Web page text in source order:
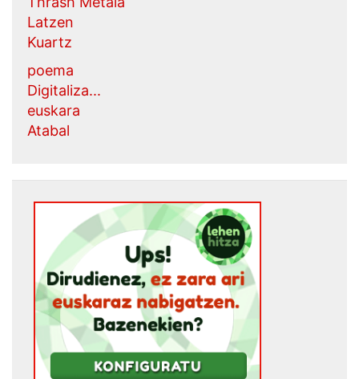
Latzen
Kuartz
poema
Digitaliza...
euskara
Atabal